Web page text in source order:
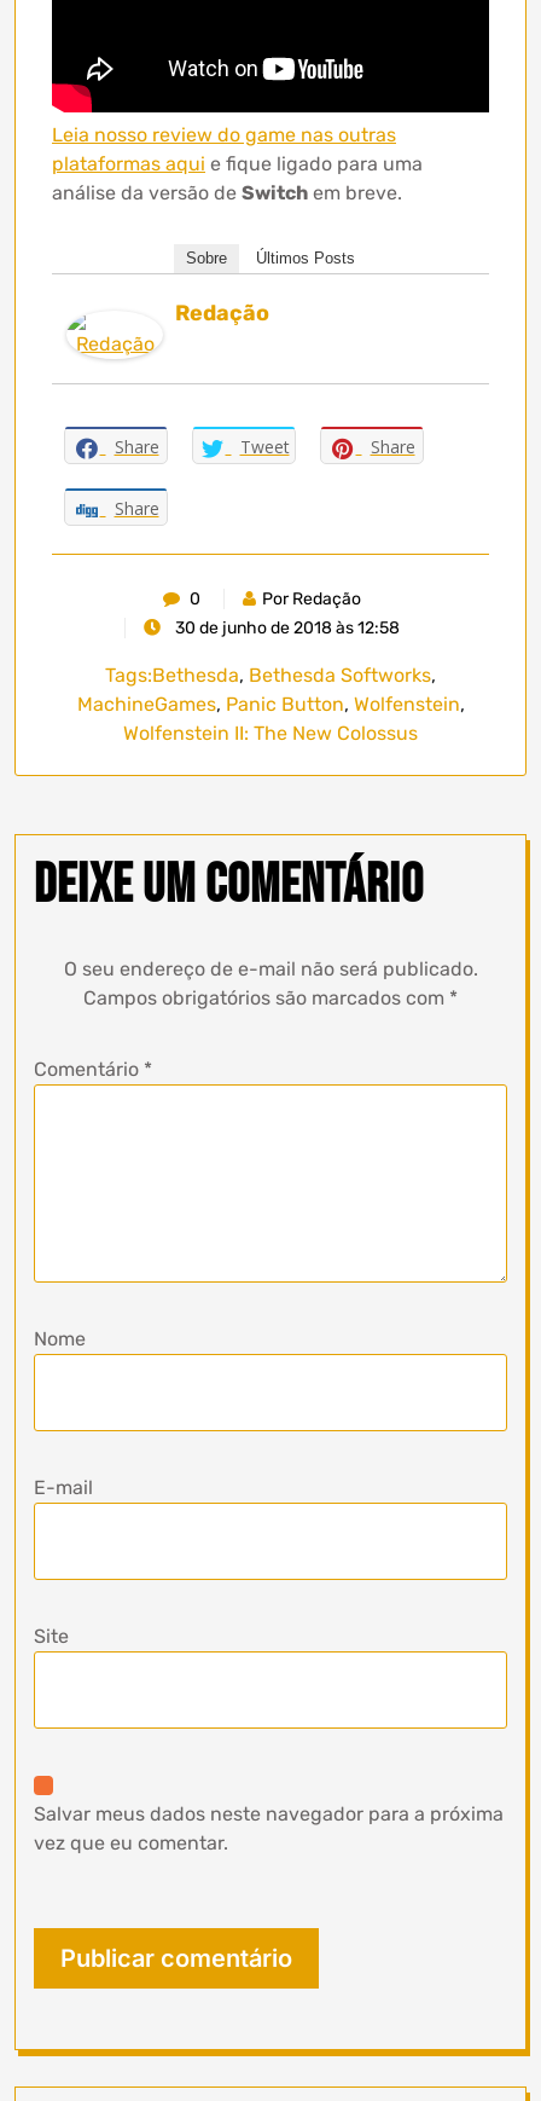
Leia nosso review do game nas outras
plataformas aqui e fique ligado para uma
análise da versão de Switch em breve.
Sobre Últimos Posts
Redação
Share Tweet Share
Share
0
Por Redação
30 de junho de 2018 às 12:58
Tags:Bethesda, Bethesda Softworks,
MachineGames, Panic Button, Wolfenstein,
Wolfenstein II: The New Colossus
Deixe um comentário
O seu endereço de e-mail não será publicado.
Campos obrigatórios são marcados com *
Comentário *
Nome
E-mail
Site
Salvar meus dados neste navegador para a próxima
vez que eu comentar.